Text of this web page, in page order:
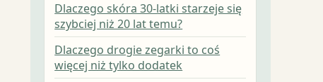
Dlaczego skóra 30-latki starzeje się
szybciej niż 20 lat temu?
Dlaczego drogie zegarki to coś
więcej niż tylko dodatek